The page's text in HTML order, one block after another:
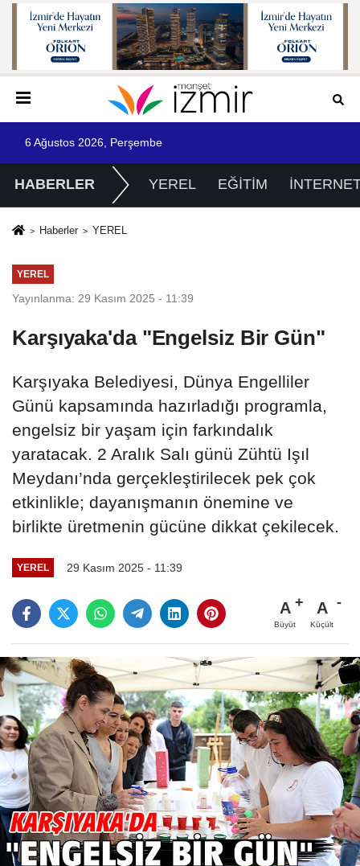
6 Ağustos 2026, Perşembe
HABERLER YEREL EĞİTİM
Haberler YEREL
YEREL
Yayınlanma: 29 Kasım 2025 - 11:39
Karşıyaka'da "Engelsiz Bir Gün"
Karşıyaka Belediyesi, Dünya Engelliler
Günü kapsamında hazırladığı programla,
engelsiz bir yaşam için farkındalık
yaratacak. 2 Aralık Salı günü Zühtü Işıl
Meydanı’nda gerçekleştirilecek pek çok
etkinlikle; dayanışmanın önemine ve
birlikte üretmenin gücüne dikkat çekilecek.
YEREL 29 Kasım 2025 - 11:39
A
Büyüt
A
Küçült